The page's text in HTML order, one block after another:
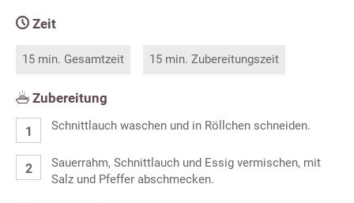
Zeit
15 min. Gesamtzeit 15 min. Zubereitungszeit
Zubereitung
Schnittlauch waschen und in Röllchen schneiden.
Sauerrahm, Schnittlauch und Essig vermischen, mit
Salz und Pfeffer abschmecken.